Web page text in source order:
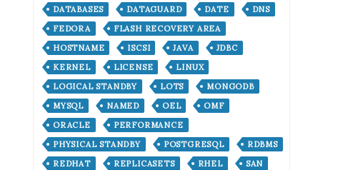
DATABASES
DATAGUARD DATE
DNS
FEDORA
FLASH RECOVERY AREA
HOSTNAME
ISCSI JAVA
JDBC
KERNEL
LICENSE
LINUX
LOGICAL STANDBY
LOTS
MONGODB
MYSQL
NAMED OEL
OMF
ORACLE
PERFORMANCE
PHYSICAL STANDBY
POSTGRESQL
RDBMS
REDHAT
REPLICASETS RHEL
SAN